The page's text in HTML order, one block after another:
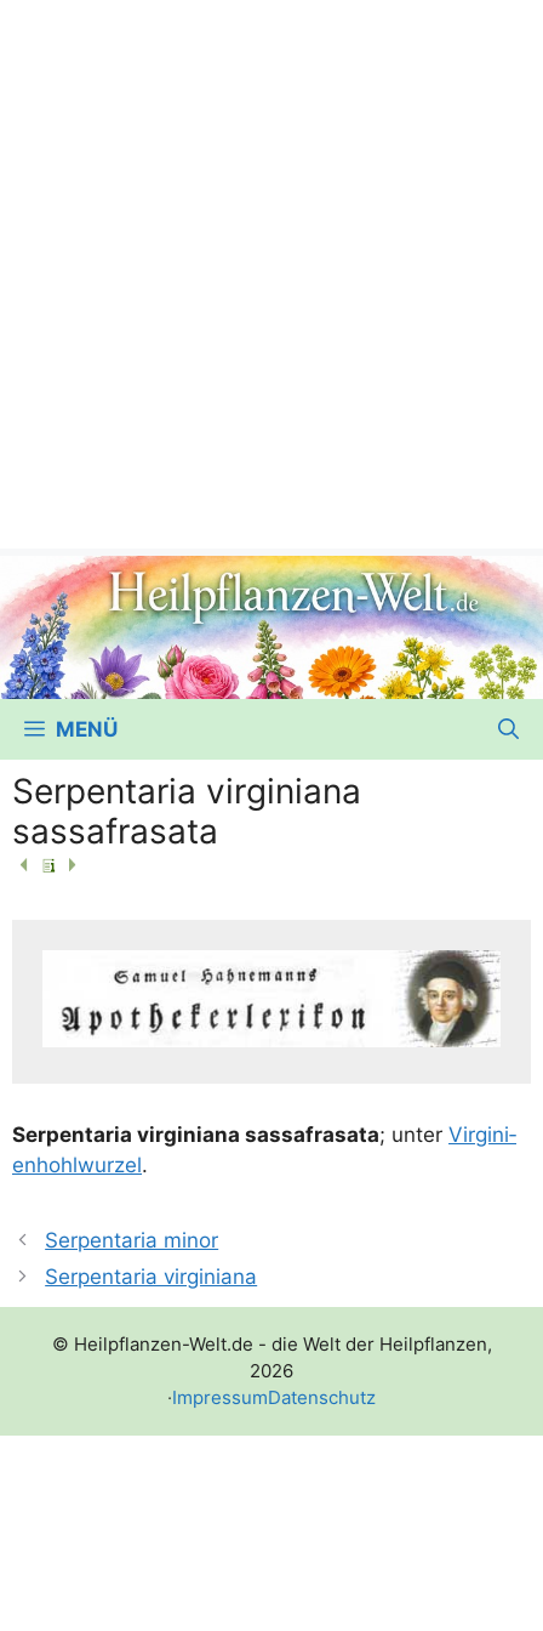
MENÜ
Serpentaria virginiana
sassafrasata
Ser­pen­ta­ria vir­gi­nia­na sas­sa­fra­sa­ta; unter Vir­gi­ni­
en­hohl­wur­zel.
Serpentaria minor
Serpentaria virginiana
© Heilpflanzen-Welt.de - die Welt der Heilpflanzen,
2026
·ImpressumDatenschutz